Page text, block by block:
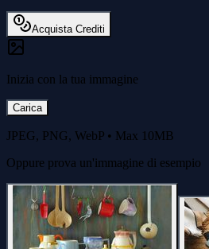
Acquista Crediti
Inizia con la tua immagine
Carica
JPEG, PNG, WebP • Max 10MB
Oppure prova un'immagine di esempio